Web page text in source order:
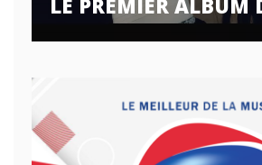
LE PREMIER ALBUM